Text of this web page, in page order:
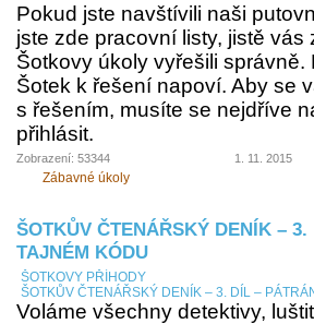
Pokud jste navštívili naši
jste zde pracovní listy, jistě vás
Šotkovy úkoly vyřešili
Šotek k řešení napoví. Aby se
s řešením, musíte se nejdříve
přihlásit.
Zobrazení: 53344 1. 11. 2015
Zábavné úkoly
ŠOTKŮV ČTENÁŘSKÝ DENÍK –
TAJNÉM KÓDU
ŠOTKOVY PŘÍHODY
ŠOTKŮV ČTENÁŘSKÝ DENÍK – 3. DÍL –
Voláme všechny detektivy,